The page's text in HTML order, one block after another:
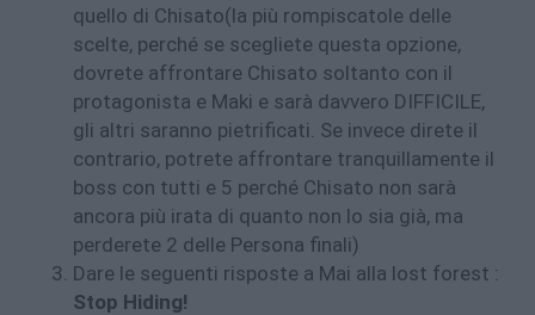
quello di Chisato(la più rompiscatole delle
scelte, perché se scegliete questa opzione,
dovrete affrontare Chisato soltanto con il
protagonista e Maki e sarà davvero DIFFICILE,
gli altri saranno pietrificati. Se invece direte il
contrario, potrete affrontare tranquillamente il
boss con tutti e 5 perché Chisato non sarà
ancora più irata di quanto non lo sia già, ma
perderete 2 delle Persona finali)
Dare le seguenti risposte a Mai alla lost forest :
Stop Hiding!